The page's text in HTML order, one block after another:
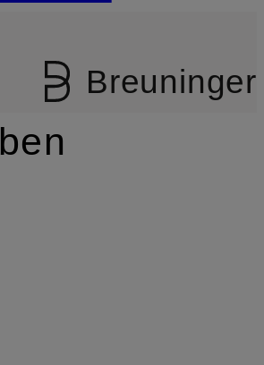
Breuninger